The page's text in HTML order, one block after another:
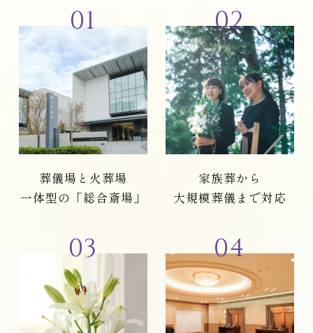
01
葬儀場と火葬場
一体型の「総合斎場」
02
家族葬から
大規模葬儀まで対応
03 04